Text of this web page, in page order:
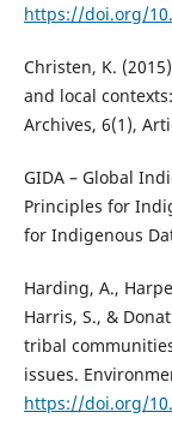
https://doi.org/
Christen, K.
and local
Archives, 6(1),
GIDA – Global
Principles for
for Indigenous
Harding, A.,
Harris, S., &
tribal
issues.
https://doi.org/